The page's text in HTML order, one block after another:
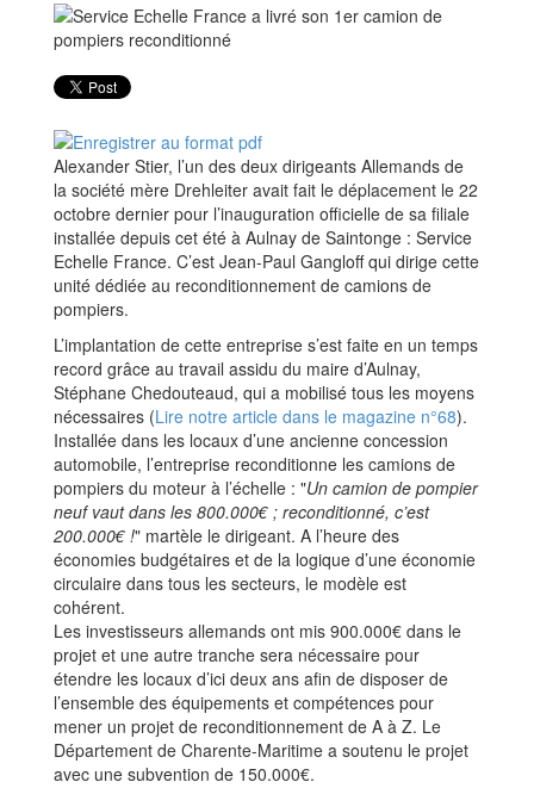
Alexander Stier, l’un des deux dirigeants Allemands de
la société mère Drehleiter avait fait le déplacement le 22
octobre dernier pour l’inauguration officielle de sa filiale
installée depuis cet été à Aulnay de Saintonge : Service
Echelle France. C’est Jean-Paul Gangloff qui dirige cette
unité dédiée au reconditionnement de camions de
pompiers.
L’implantation de cette entreprise s’est faite en un temps
record grâce au travail assidu du maire d’Aulnay,
Stéphane Chedouteaud, qui a mobilisé tous les moyens
nécessaires (Lire notre article dans le magazine n°68).
Installée dans les locaux d’une ancienne concession
automobile, l’entreprise reconditionne les camions de
pompiers du moteur à l’échelle : "Un camion de pompier
neuf vaut dans les 800.000€ ; reconditionné, c’est
200.000€ !" martèle le dirigeant. A l’heure des
économies budgétaires et de la logique d’une économie
circulaire dans tous les secteurs, le modèle est
cohérent.
Les investisseurs allemands ont mis 900.000€ dans le
projet et une autre tranche sera nécessaire pour
étendre les locaux d’ici deux ans afin de disposer de
l’ensemble des équipements et compétences pour
mener un projet de reconditionnement de A à Z. Le
Département de Charente-Maritime a soutenu le projet
avec une subvention de 150.000€.